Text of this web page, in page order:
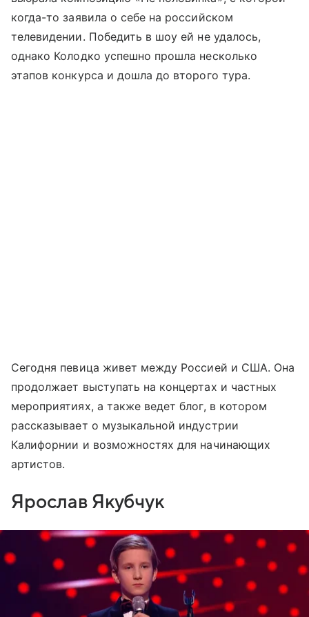
когда-то заявила о себе на российском
телевидении. Победить в шоу ей не удалось,
однако Колодко успешно прошла несколько
этапов конкурса и дошла до второго тура.
Сегодня певица живет между Россией и США. Она
продолжает выступать на концертах и частных
мероприятиях, а также ведет блог, в котором
рассказывает о музыкальной индустрии
Калифорнии и возможностях для начинающих
артистов.
Ярослав Якубчук